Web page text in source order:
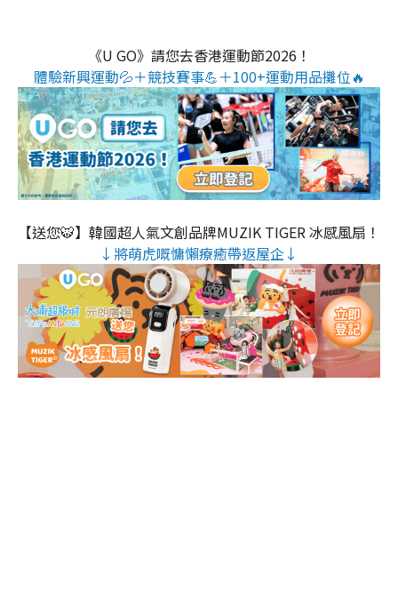
《U GO》請您去香港運動節2026！
體驗新興運動💦＋競技賽事💪＋100+運動用品攤位🔥
【送您🐯】韓國超人氣文創品牌MUZIK TIGER 冰感風扇！
↓將萌虎嘅慵懶療癒帶返屋企↓